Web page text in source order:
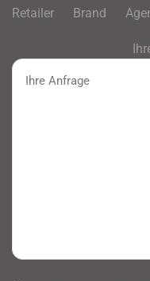
Retailer Brand